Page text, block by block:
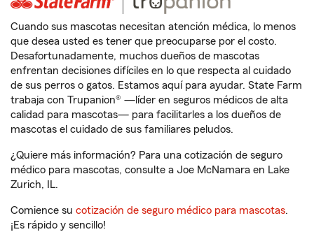
Cuando sus mascotas necesitan atención médica, lo menos
que desea usted es tener que preocuparse por el costo.
Desafortunadamente, muchos dueños de mascotas
enfrentan decisiones difíciles en lo que respecta al cuidado
de sus perros o gatos. Estamos aquí para ayudar. State Farm
trabaja con Trupanion® —líder en seguros médicos de alta
calidad para mascotas— para facilitarles a los dueños de
mascotas el cuidado de sus familiares peludos.
¿Quiere más información? Para una cotización de seguro
médico para mascotas, consulte a Joe McNamara en Lake
Zurich, IL.
Comience su cotización de seguro médico para mascotas.
¡Es rápido y sencillo!